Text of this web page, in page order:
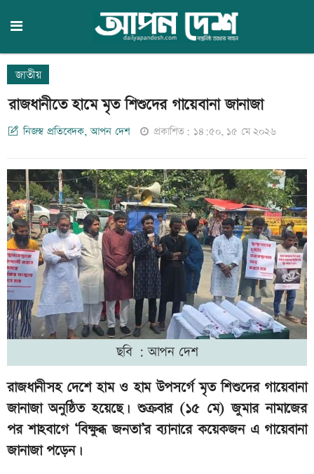
জাতীয়
রাজধানীতে হামে মৃত শিশুদের গায়েবানা জানাজা
নিজস্ব প্রতিবেদক, আপন দেশ প্রকাশিত: ১৪:৫০, ১৫ মে ২০২৬
ছবি : আপন দেশ
রাজধানীসহ দেশে হাম ও হাম উপসর্গে মৃত শিশুদের গায়েবানা
জানাজা অনুষ্ঠিত হয়েছে। শুক্রবার (১৫ মে) জুমার নামাজের
পর শাহবাগে ‘বিক্ষুব্ধ জনতা’র ব্যানারে কয়েকজন এ গায়েবানা
জানাজা পড়েন।